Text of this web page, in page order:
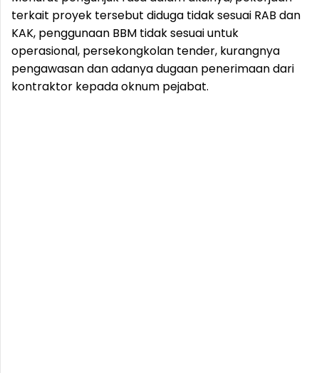
terkait proyek tersebut diduga tidak sesuai RAB dan
KAK, penggunaan BBM tidak sesuai untuk
operasional, persekongkolan tender, kurangnya
pengawasan dan adanya dugaan penerimaan dari
kontraktor kepada oknum pejabat.